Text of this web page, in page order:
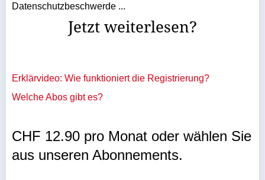
Datenschutzbeschwerde ...
Jetzt weiterlesen?
Erklärvideo: Wie funktioniert die Registrierung?
Welche Abos gibt es?
CHF 12.90 pro Monat oder wählen Sie
aus unseren Abonnements.